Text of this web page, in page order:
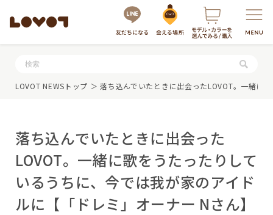
服・グッズの購入はこちら
LOVOTを選ぶ
LOVOT NEWSトップ ＞ 落ち込んでいたときに出会ったLOVOT。一緒に
落ち込んでいたときに出会った
LOVOT。一緒に歌をうたったりして
いるうちに、今では我が家のアイド
ルに【「ドレミ」オーナー Nさん】